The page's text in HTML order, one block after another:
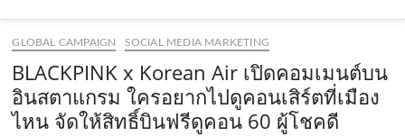
o
o
k
.
b
e
.
c
m
e
g
r
a
m
k
.
c
o
GLOBAL CAMPAIGN SOCIAL MEDIA MARKETING
BLACKPINK x Korean Air เปิดคอมเมนต์บน
อินสตาแกรม ใครอยากไปดูคอนเสิร์ตที่เมือง
ไหน จัดให้สิทธิ์บินฟรีดูคอน 60 ผู้โชคดี